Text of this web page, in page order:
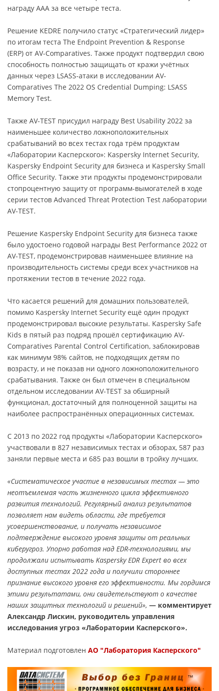
награду AAA за все четыре теста.
Решение KEDRE получило статус «Стратегический лидер»
по итогам теста The Endpoint Prevention & Response
(ERP) от AV-Comparatives. Также продукт подтвердил свою
способность полностью защищать от кражи учётных
данных через LSASS-атаки в исследовании AV-
Comparatives The 2022 OS Credential Dumping: LSASS
Memory Test.
Также AV-TEST присудил награду Best Usability 2022 за
наименьшее количество ложноположительных
срабатываний во всех тестах года трём продуктам
«Лаборатории Касперского»: Kaspersky Internet Security,
Kaspersky Endpoint Security для бизнеса и Kaspersky Small
Office Security. Также эти продукты продемонстрировали
стопроцентную защиту от программ-вымогателей в ходе
серии тестов Advanced Threat Protection Test лаборатории
AV-TEST.
Решение Kaspersky Endpoint Security для бизнеса также
было удостоено годовой награды Best Performance 2022 от
AV-TEST, продемонстрировав наименьшее влияние на
производительность системы среди всех участников на
протяжении тестов в течение 2022 года.
Что касается решений для домашних пользователей,
помимо Kaspersky Internet Security ещё один продукт
продемонстрировал высокие результаты. Kaspersky Safe
Kids в пятый раз подряд прошёл сертификацию AV-
Comparatives Parental Control Certification, заблокировав
как минимум 98% сайтов, не подходящих детям по
возрасту, и не показав ни одного ложноположительного
срабатывания. Также он был отмечен в специальном
отдельном исследовании AV-TEST за обширный
функционал, достаточный для полноценной защиты на
наиболее распространённых операционных системах.
С 2013 по 2022 год продукты «Лаборатории Касперского»
участвовали в 827 независимых тестах и обзорах, 587 раз
заняли первые места и 685 раз вошли в тройку лучших.
«Систематическое участие в независимых тестах ― это
неотъемлемая часть жизненного цикла эффективного
развития технологий. Регулярный анализ результатов
позволяет нам видеть области, где требуется
усовершенствование, и получать независимое
подтверждение высокого уровня защиты от реальных
киберугроз. Упорно работая над EDR-технологиями, мы
продолжали испытывать Kaspersky EDR Expert во всех
доступных тестах 2022 года и получили стороннее
признание высокого уровня его эффективности. Мы гордимся
этими результатами, они свидетельствуют о качестве
наших защитных технологий и решений», ― комментирует
Александр Лискин, руководитель управления
исследования угроз «Лаборатории Касперского».
Материал подготовлен АО "Лаборатория Касперского"